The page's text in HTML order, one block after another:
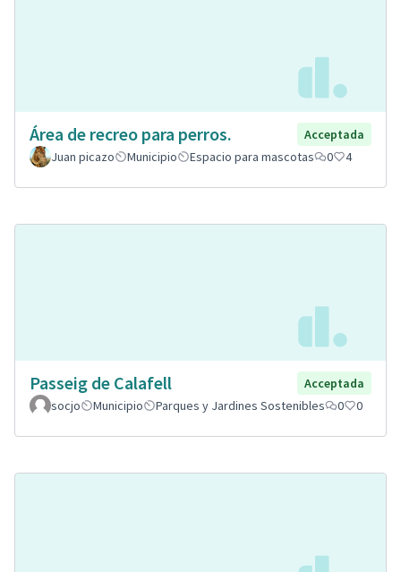
Área de recreo para perros.
Acceptada
Juan picazo
Municipio Espacio para mascotas 0 4
Passeig de Calafell
Acceptada
socjo
Municipio Parques y Jardines Sostenibles 0 0